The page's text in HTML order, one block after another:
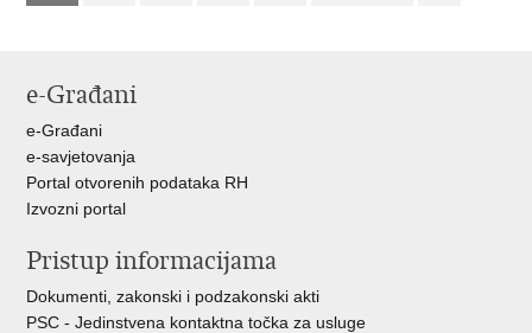
e-Građani
e-Građani
e-savjetovanja
Portal otvorenih podataka RH
Izvozni portal
Pristup informacijama
Dokumenti, zakonski i podzakonski akti
PSC - Jedinstvena kontaktna točka za usluge